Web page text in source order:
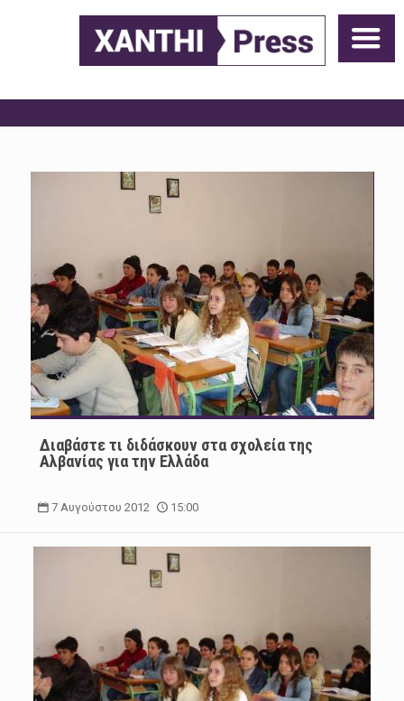
Διαβάστε τι διδάσκουν στα σχολεία της
Αλβανίας για την Ελλάδα
7 Αυγούστου 2012 15:00